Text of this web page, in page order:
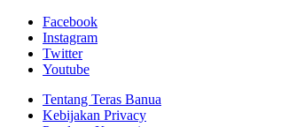
Facebook
Instagram
Twitter
Youtube
Tentang Teras Banua
Kebijakan Privacy